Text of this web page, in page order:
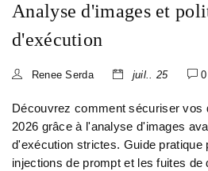
Analyse d'images et
d'exécution
Renee Serda juil.. 25 0
Découvrez comment sécuriser vos
2026 grâce à l'analyse d'images
d'exécution strictes. Guide pratique
injections de prompt et les fuites de